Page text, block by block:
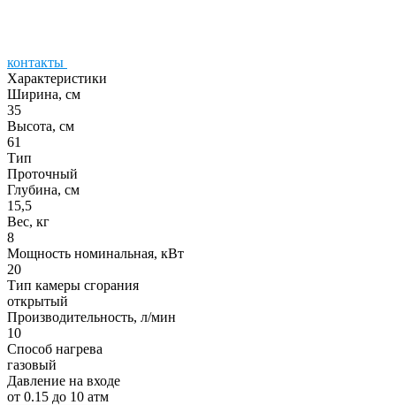
контакты
Характеристики
Ширина, см
35
Высота, см
61
Тип
Проточный
Глубина, см
15,5
Вес, кг
8
Мощность номинальная, кВт
20
Тип камеры сгорания
открытый
Производительность, л/мин
10
Способ нагрева
газовый
Давление на входе
от 0.15 до 10 атм